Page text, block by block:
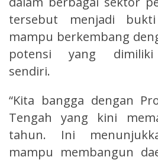
tersebut menjadi
mampu berkembang
potensi yang dimiliki
sendiri.
“Kita bangga dengan
Tengah yang kini
tahun. Ini
mampu membangun